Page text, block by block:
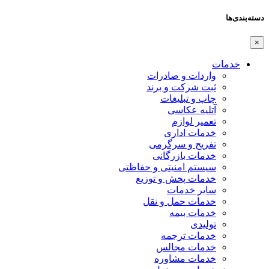
دسته‌بندی‌ها
×
خدمات
واردات و صادرات
ثبت شرکت و برند
چاپ و تبلیغات
آتلیه عکاسی
تعمیر لوازم
خدمات اداری
تفریح و سرگرمی
خدمات بازرگانی
سیستم امنیتی و حفاظتی
خدمات پخش و توزیع
سایر خدمات
خدمات حمل و نقل
خدمات بیمه
تولیدی
خدمات ترجمه
خدمات مجالس
خدمات مشاوره